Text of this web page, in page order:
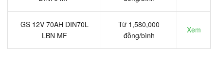
GS 12V 70AH DIN70L
LBN MF
Từ 1,580,000
đồng/bình
Xem